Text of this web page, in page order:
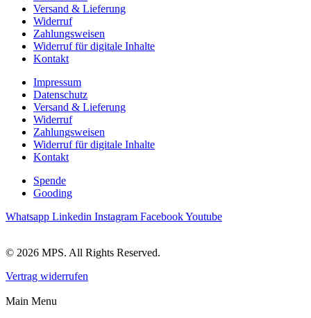
Versand & Lieferung
Widerruf
Zahlungsweisen
Widerruf für digitale Inhalte
Kontakt
Impressum
Datenschutz
Versand & Lieferung
Widerruf
Zahlungsweisen
Widerruf für digitale Inhalte
Kontakt
Spende
Gooding
Whatsapp Linkedin Instagram FacebookYoutube
© 2026 MPS. All Rights Reserved.
Vertrag widerrufen
Main Menu